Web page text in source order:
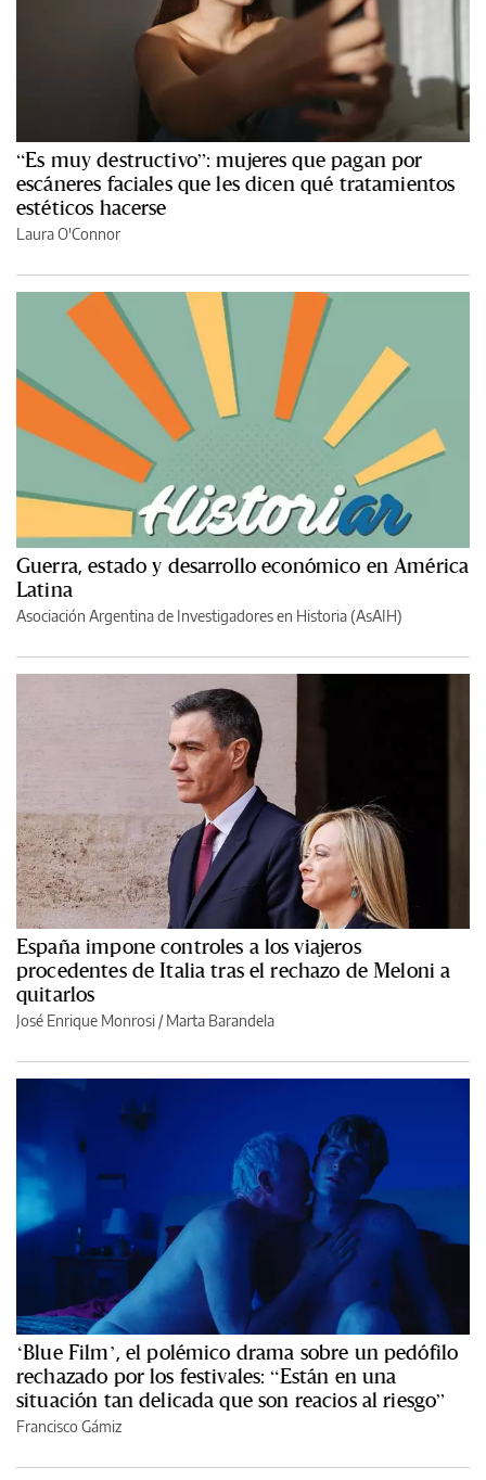
“Es muy destructivo”: mujeres que pagan por
escáneres faciales que les dicen qué tratamientos
estéticos hacerse
Laura O'Connor
Guerra, estado y desarrollo económico en América
Latina
Asociación Argentina de Investigadores en Historia (AsAIH)
España impone controles a los viajeros
procedentes de Italia tras el rechazo de Meloni a
quitarlos
José Enrique Monrosi / Marta Barandela
‘Blue Film’, el polémico drama sobre un pedófilo
rechazado por los festivales: “Están en una
situación tan delicada que son reacios al riesgo”
Francisco Gámiz